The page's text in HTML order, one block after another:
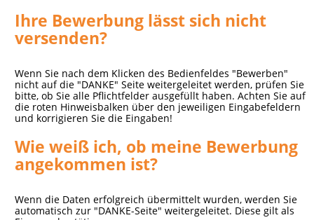
Ihre Bewerbung lässt sich nicht
versenden?
Wenn Sie nach dem Klicken des Bedienfeldes "Bewerben"
nicht auf die "DANKE" Seite weitergeleitet werden, prüfen Sie
bitte, ob Sie alle Pflichtfelder ausgefüllt haben. Achten Sie auf
die roten Hinweisbalken über den jeweiligen Eingabefeldern
und korrigieren Sie die Eingaben!
Wie weiß ich, ob meine Bewerbung
angekommen ist?
Wenn die Daten erfolgreich übermittelt wurden, werden Sie
automatisch zur "DANKE-Seite" weitergeleitet. Diese gilt als